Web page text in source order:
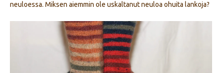
neuloessa. Miksen aiemmin ole uskaltanut neuloa ohuita lankoja?